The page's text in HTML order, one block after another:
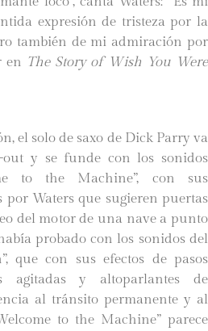
expresión de tristeza por la
también de mi admiración por
en The Story of Wish You Were
el solo de saxo de Dick Parry va
out y se funde con los sonidos
to the Machine”, con sus
por Waters que sugieren puertas
del motor de una nave a punto
probado con los sonidos del
que con sus efectos de pasos
agitadas y altoparlantes de
al tránsito permanente y al
to the Machine” parece